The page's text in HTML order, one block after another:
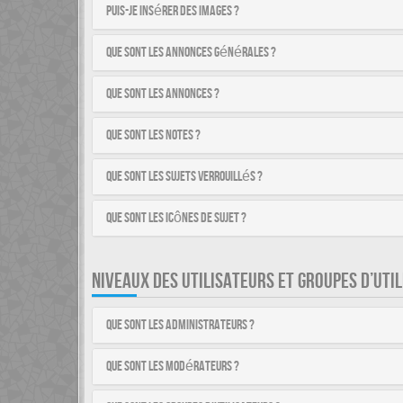
Puis-je insérer des images ?
Que sont les annonces générales ?
Que sont les annonces ?
Que sont les notes ?
Que sont les sujets verrouillés ?
Que sont les icônes de sujet ?
NIVEAUX DES UTILISATEURS ET GROUPES
Que sont les administrateurs ?
Que sont les modérateurs ?